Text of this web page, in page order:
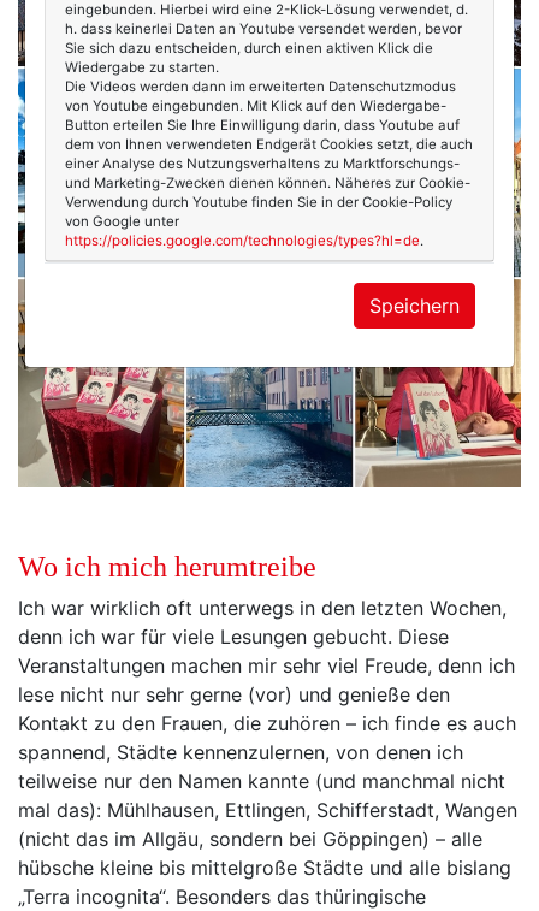
Wo ich mich herumtreibe
Ich war wirklich oft unterwegs in den letzten Wochen,
denn ich war für viele Lesungen gebucht. Diese
Veranstaltungen machen mir sehr viel Freude, denn ich
lese nicht nur sehr gerne (vor) und genieße den
Kontakt zu den Frauen, die zuhören – ich finde es auch
spannend, Städte kennenzulernen, von denen ich
teilweise nur den Namen kannte (und manchmal nicht
mal das): Mühlhausen, Ettlingen, Schifferstadt, Wangen
(nicht das im Allgäu, sondern bei Göppingen) – alle
hübsche kleine bis mittelgroße Städte und alle bislang
„Terra incognita“. Besonders das thüringische
eingebunden. Hierbei wird eine 2-Klick-Lösung verwendet, d.
h. dass keinerlei Daten an Youtube versendet werden, bevor
Sie sich dazu entscheiden, durch einen aktiven Klick die
Wiedergabe zu starten.
Die Videos werden dann im erweiterten Datenschutzmodus
von Youtube eingebunden. Mit Klick auf den Wiedergabe-
Button erteilen Sie Ihre Einwilligung darin, dass Youtube auf
dem von Ihnen verwendeten Endgerät Cookies setzt, die auch
einer Analyse des Nutzungsverhaltens zu Marktforschungs-
und Marketing-Zwecken dienen können. Näheres zur Cookie-
Verwendung durch Youtube finden Sie in der Cookie-Policy
von Google unter
https://policies.google.com/technologies/types?hl=de.
Speichern